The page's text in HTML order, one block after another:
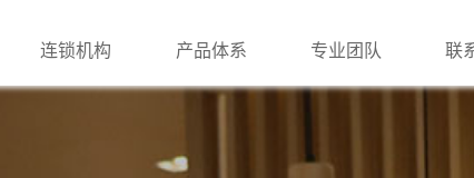
连锁机构 产品体系 专业团队 联